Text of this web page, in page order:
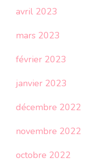
avril 2023
mars 2023
février 2023
janvier 2023
décembre 2022
novembre 2022
octobre 2022